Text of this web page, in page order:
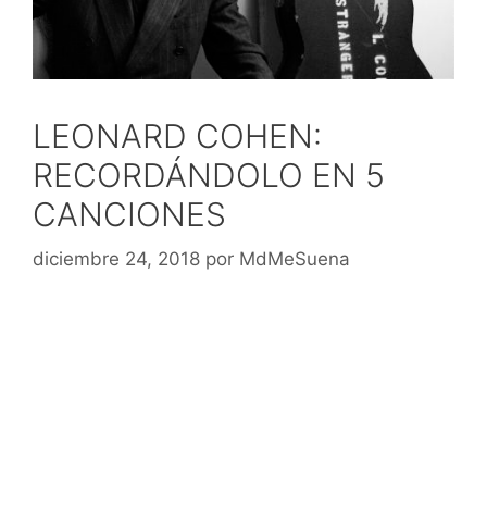
LEONARD COHEN:
RECORDÁNDOLO EN 5
CANCIONES
diciembre 24, 2018 por MdMeSuena